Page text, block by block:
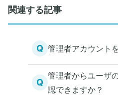
関連する記事
Q 管理者アカウント
Q
管理者からユーザ
認できますか？